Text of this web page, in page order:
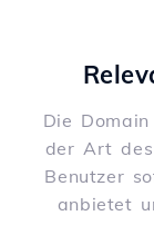
Die
der Art
Benutzer
anbietet